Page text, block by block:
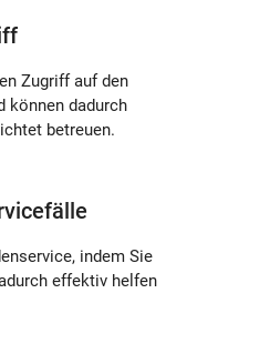
Zugriff auf den
können dadurch
betreuen.
indem Sie
effektiv helfen